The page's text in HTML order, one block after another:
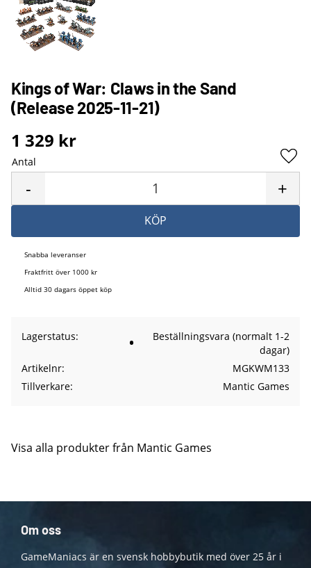
Kings of War: Claws in the Sand
(Release 2025-11-21)
1 329 kr
Antal
+
-
KÖP
Snabba leveranser
Fraktfritt över 1000 kr
Alltid 30 dagars öppet köp
Lagerstatus
Beställningsvara (normalt 1-2
dagar)
Artikelnr
MGKWM133
Tillverkare
Mantic Games
Visa alla produkter från Mantic Games
Om oss
GameManiacs är en svensk hobbybutik med över 25 år i